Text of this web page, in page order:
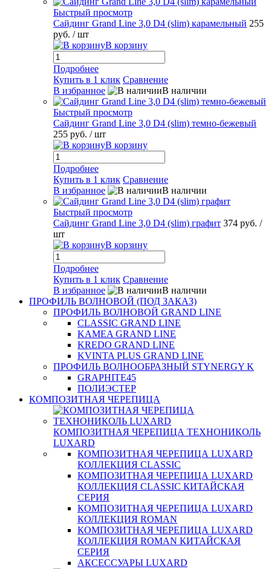
Быстрый просмотр
Сайдинг Grand Line 3,0 D4 (slim) карамельный 255
руб. / шт
В корзину
Подробнее
Купить в 1 клик Сравнение
В избранное
В наличии
Быстрый просмотр
Сайдинг Grand Line 3,0 D4 (slim) темно-бежевый
255 руб. / шт
В корзину
Подробнее
Купить в 1 клик Сравнение
В избранное
В наличии
Быстрый просмотр
Сайдинг Grand Line 3,0 D4 (slim) графит 374 руб. /
шт
В корзину
Подробнее
Купить в 1 клик Сравнение
В избранное
В наличии
ПРОФИЛЬ ВОЛНОВОЙ (ПОД ЗАКАЗ)
ПРОФИЛЬ ВОЛНОВОЙ GRAND LINE
CLASSIC GRAND LINE
KAMEA GRAND LINE
KREDO GRAND LINE
KVINTA PLUS GRAND LINE
ПРОФИЛЬ ВОЛНООБРАЗНЫЙ STYNERGY K
GRAPHITE45
ПОЛИЭСТЕР
КОМПОЗИТНАЯ ЧЕРЕПИЦА
КОМПОЗИТНАЯ ЧЕРЕПИЦА ТЕХНОНИКОЛЬ
LUXARD
КОМПОЗИТНАЯ ЧЕРЕПИЦА LUXARD
КОЛЛЕКЦИЯ CLASSIC
КОМПОЗИТНАЯ ЧЕРЕПИЦА LUXARD
КОЛЛЕКЦИЯ CLASSIC КИТАЙСКАЯ
СЕРИЯ
КОМПОЗИТНАЯ ЧЕРЕПИЦА LUXARD
КОЛЛЕКЦИЯ ROMAN
КОМПОЗИТНАЯ ЧЕРЕПИЦА LUXARD
КОЛЛЕКЦИЯ ROMAN КИТАЙСКАЯ
СЕРИЯ
АКСЕССУАРЫ LUXARD